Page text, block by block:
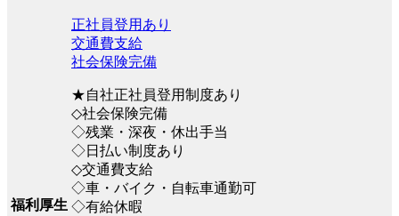
福利厚生
正社員登用あり
交通費支給
社会保険完備
★自社正社員登用制度あり
◇社会保険完備
◇残業・深夜・休出手当
◇日払い制度あり
◇交通費支給
◇車・バイク・自転車通勤可
◇有給休暇